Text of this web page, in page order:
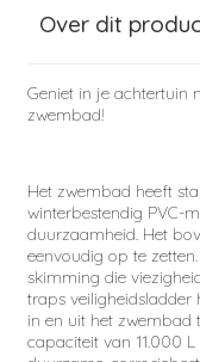
Over dit
Geniet in je achtertuin
zwembad!
Het zwembad heeft
winterbestendig PVC-
duurzaamheid. Het
eenvoudig op te
skimming die
traps veiligheidsladder
in en uit het zwembad
capaciteit van 11.000